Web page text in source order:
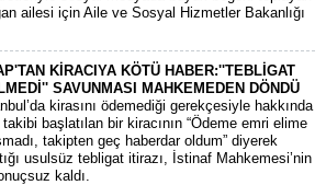
ailesi için Aile ve Sosyal Hizmetler Bakanlığı
KİRACIYA KÖTÜ HABER:''TEBLİGAT
SAVUNMASI MAHKEMEDEN DÖNDÜ
kirasını ödemediği gerekçesiyle hakkında
başlatılan bir kiracının “Ödeme emri elime
takipten geç haberdar oldum” diyerek
usulsüz tebligat itirazı, İstinaf Mahkemesi’nin
kaldı.